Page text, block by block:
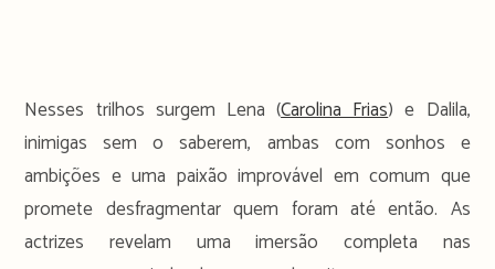
Nesses trilhos surgem Lena (Carolina Frias) e Dalila,
inimigas sem o saberem, ambas com sonhos e
ambições e uma paixão improvável em comum que
promete desfragmentar quem foram até então. As
actrizes revelam uma imersão completa nas